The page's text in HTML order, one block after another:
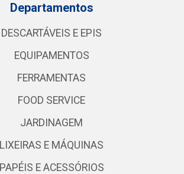
Departamentos
DESCARTÁVEIS E EPIS
EQUIPAMENTOS
FERRAMENTAS
FOOD SERVICE
JARDINAGEM
LIXEIRAS E MÁQUINAS
PAPÉIS E ACESSÓRIOS